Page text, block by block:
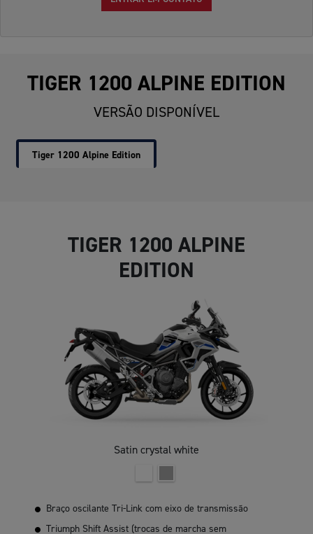
TIGER 1200 ALPINE EDITION
VERSÃO DISPONÍVEL
Tiger 1200 Alpine Edition
TIGER 1200 ALPINE
EDITION
Satin crystal white
Braço oscilante Tri-Link com eixo de transmissão
Triumph Shift Assist (trocas de marcha sem